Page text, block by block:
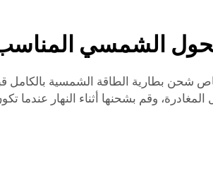
الشمسي المناسب
شحن بطارية الطاقة الشمسية بالكامل
وقم بشحنها أثناء النهار